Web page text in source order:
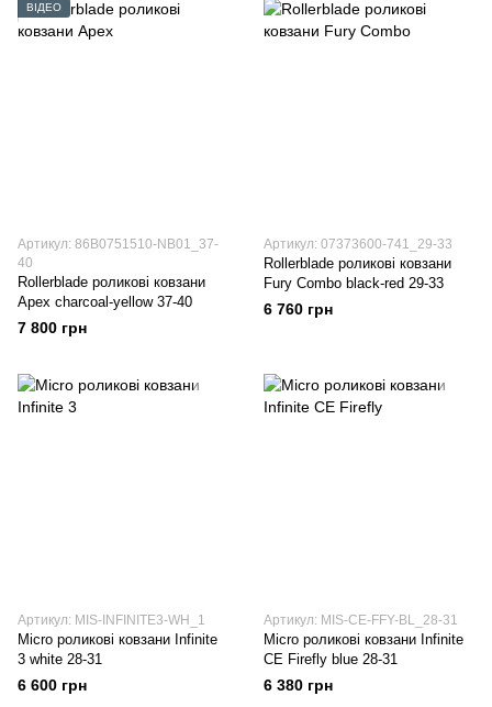
ВІДЕО
Артикул: 86B0751510-NB01_37-
40
Rollerblade роликові ковзани
Apex charcoal-yellow 37-40
7 800 грн
Артикул: 07373600-741_29-33
Rollerblade роликові ковзани
Fury Combo black-red 29-33
6 760 грн
Артикул: MIS-INFINITE3-WH_1
Micro роликові ковзани Infinite
3 white 28-31
6 600 грн
Артикул: MIS-CE-FFY-BL_28-31
Micro роликові ковзани Infinite
CE Firefly blue 28-31
6 380 грн